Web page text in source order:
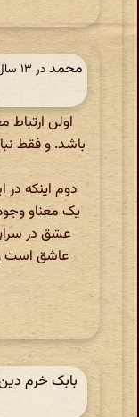
محمددر ‫۱۳ سال و ۱ ماه قبل، دوشنبه ۱۰ تیر ۱۳۹۲، ساعت ۰۸:۱۶
اولن ارتباط
باشد. و فقط
دوم اینکه
یک معناو
عشق در
عاشق است
بابک خرم